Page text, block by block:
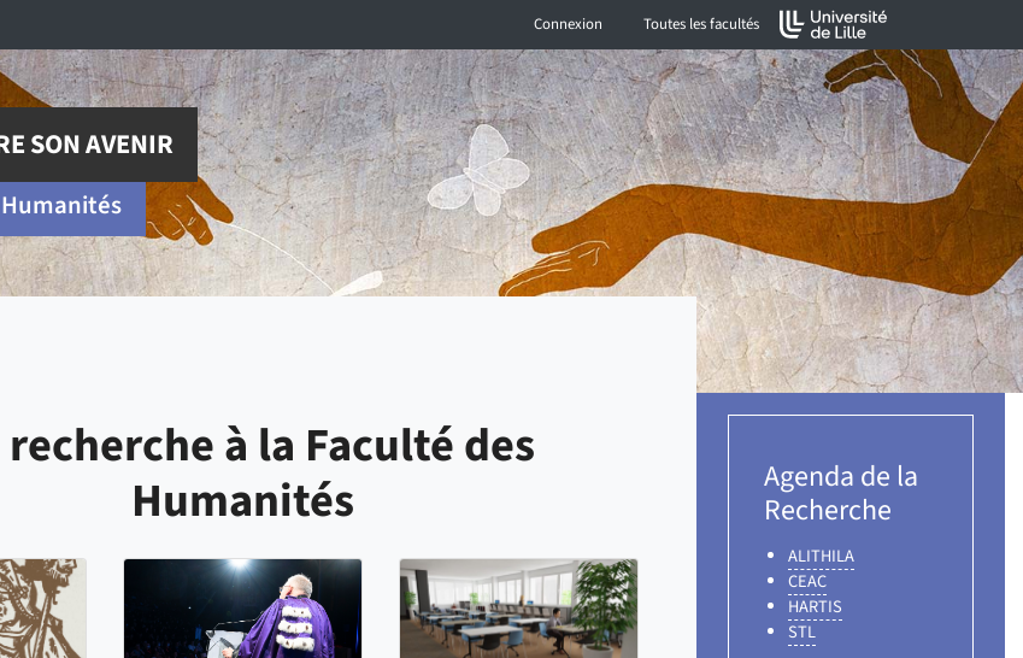
Connexion Toutes les facultés
SON AVENIR
recherche à la Faculté des
Humanités
Agenda de la
Recherche
ALITHILA
CEAC
HARTIS
STL